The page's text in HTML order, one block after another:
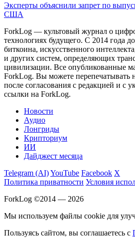
Эксперты объяснили запрет по
США
ForkLog — культовый журнал о
технологиях будущего. С 2014 года
биткоина, искусственного
и других систем, определяющих
цивилизации. Все опубликованные
ForkLog. Вы можете перепечатывать
после согласования с редакцией и с
ссылки на ForkLog.
Новости
Аудио
Лонгриды
Крипториум
ИИ
Дайджест месяца
Telegram (AI)YouTube Facebook X
Политика приватности Условия
ForkLog ©2014 — 2026
Мы используем файлы cookie для
Пользуясь сайтом, вы соглашаетесь с